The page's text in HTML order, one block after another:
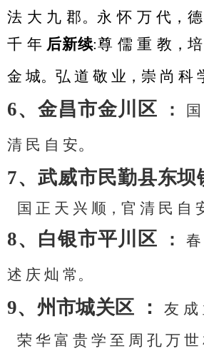
法 大 九 郡。永 怀 万 代，德
千 年 后新续:尊 儒 重 教，
金 城。弘 道 敬 业，崇 尚 科
6、金昌市金川区 ： 国
清 民 自 安。
7、武威市民勤县东坝
国 正 天 兴 顺，官 清 民 自
8、白银市平川区 ： 春
述 庆 灿 常。
9、州市城关区 ：友 成
荣 华 富 贵 学 至 周 孔 万 世